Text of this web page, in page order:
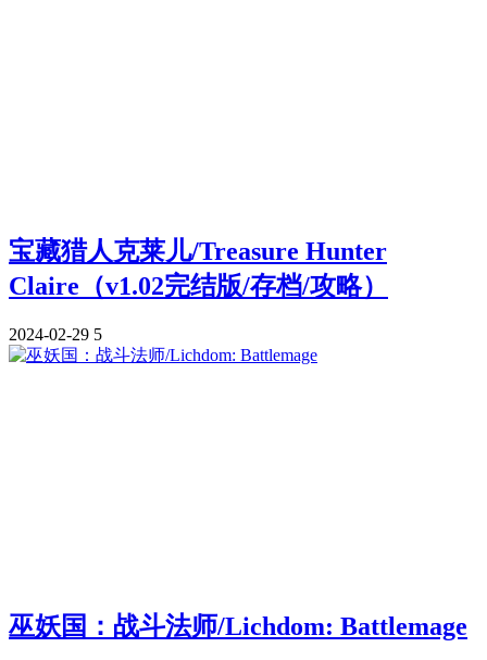
宝藏猎人克莱儿/Treasure Hunter
Claire（v1.02完结版/存档/攻略）
2024-02-29 5
巫妖国：战斗法师/Lichdom: Battlemage